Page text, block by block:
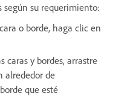
según su requerimiento:
o borde, haga clic en
caras y bordes, arrastre
alrededor de
que esté